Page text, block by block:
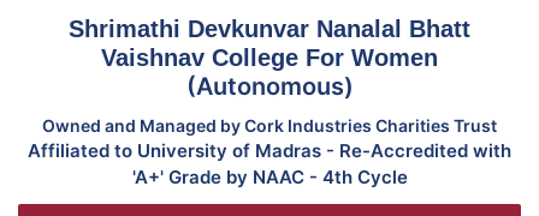
Shrimathi Devkunvar Nanalal Bhatt
Vaishnav College For Women
(Autonomous)
Owned and Managed by Cork Industries Charities Trust
Affiliated to University of Madras - Re-Accredited with
'A+' Grade by NAAC - 4th Cycle